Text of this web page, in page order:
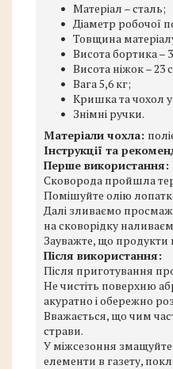
Матеріал – сталь;
Діаметр робочої
Товщина
Висота бортика –
Висота ніжок – 23
Вага 5,6 кг;
Кришка та чохол
Знімні ручки.
Матеріали чохла:
Інструкції та
Перше використання:
Сковорода пройшла
Помішуйте олію
Далі зливаємо
на сковорідку
Зауважте, що продукти
Після використання:
Після приготування
Не чистіть поверхню
акуратно і обережно
Вважається, що чим
страви.
У міжсезоння
елементи в газету,